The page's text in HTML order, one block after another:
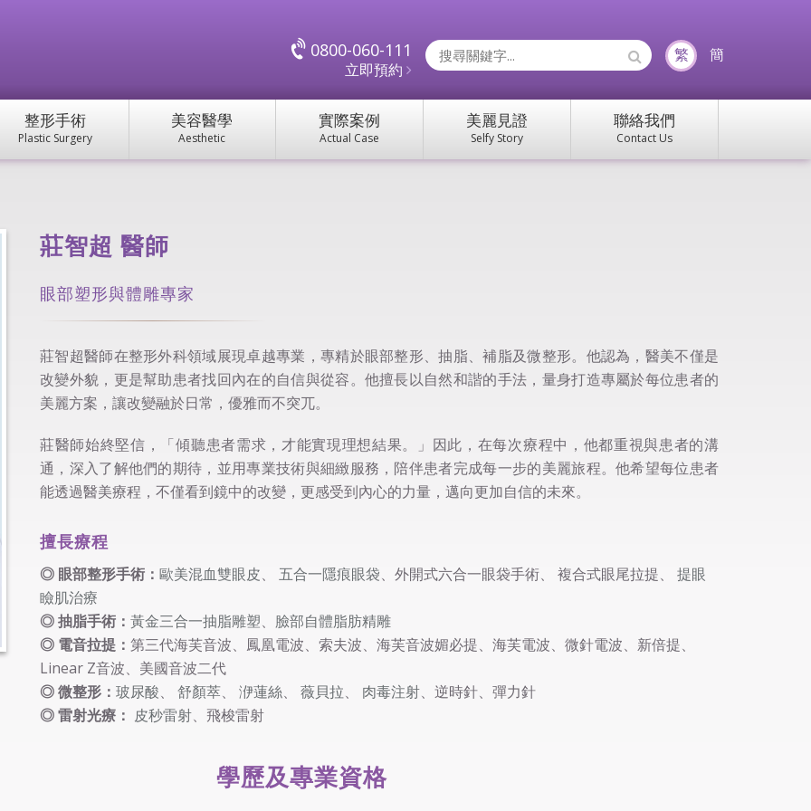
0800-060-111
立即預約
Search
Icons:
繁 簡
整形手術
Plastic Surgery
美容醫學
Aesthetic
實際案例
Actual Case
美麗見證
Selfy Story
聯絡我們
Contact Us
莊智超 醫師
眼部塑形與體雕專家
莊智超醫師在整形外科領域展現卓越專業，專精於眼部整形、抽脂、補脂及微整形。他認為，醫美不僅是
改變外貌，更是幫助患者找回內在的自信與從容。他擅長以自然和諧的手法，量身打造專屬於每位患者的
美麗方案，讓改變融於日常，優雅而不突兀。
莊醫師始終堅信，「傾聽患者需求，才能實現理想結果。」因此，在每次療程中，他都重視與患者的溝
通，深入了解他們的期待，並用專業技術與細緻服務，陪伴患者完成每一步的美麗旅程。他希望每位患者
能透過醫美療程，不僅看到鏡中的改變，更感受到內心的力量，邁向更加自信的未來。
擅長療程
◎ 眼部整形手術： 歐美混血雙眼皮、 五合一隱痕眼袋、外開式六合一眼袋手術、 複合式眼尾拉提、 提眼
瞼肌治療
◎ 抽脂手術： 黃金三合一抽脂雕塑、 臉部自體脂肪精雕
◎ 電音拉提： 第三代海芙音波、鳳凰電波、索夫波、海芙音波媚必提、海芙電波、微針電波、新倍提、
Linear Z音波、美國音波二代
◎ 微整形： 玻尿酸、 舒顏萃、 洢蓮絲、 薇貝拉、 肉毒注射、逆時針、彈力針
◎ 雷射光療： 皮秒雷射、飛梭雷射
學歷及專業資格